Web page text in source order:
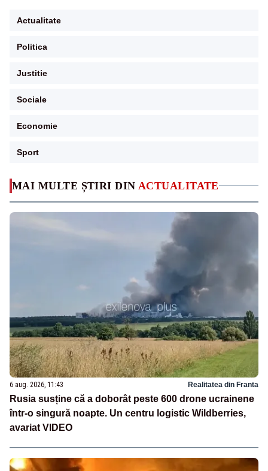
MAI MULTE ȘTIRI DIN ACTUALITATE
6 aug. 2026, 11:43 Realitatea din Franta
Rusia susține că a doborât peste 600 drone ucrainene
într-o singură noapte. Un centru logistic Wildberries,
avariat VIDEO
Actualitate
Politica
Justitie
Sociale
Economie
Sport